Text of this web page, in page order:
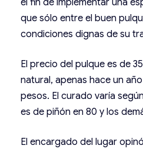
que sólo entre el buen
condiciones dignas de su
El precio del pulque es de
natural, apenas hace un
pesos. El curado varía
es de piñón en 80 y los
El encargado del lugar